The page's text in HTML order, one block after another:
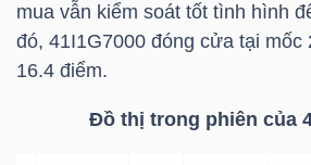
mua vẫn kiểm soát tốt tình hình
đó, 41I1G7000 đóng cửa tại mốc
16.4 điểm.
Đồ thị trong phiên của
TÍCH